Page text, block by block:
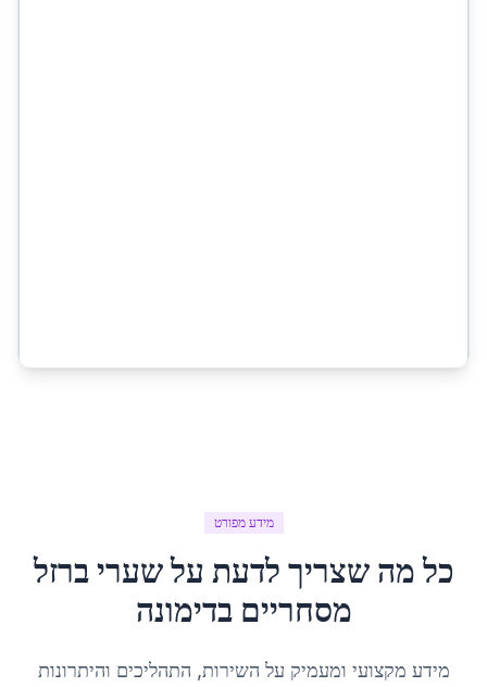
מידע מפורט
כל מה שצריך לדעת עלשערי ברזל
מסחריים בדימונה
מידע מקצועי ומעמיק על השירות, התהליכים והיתרונות